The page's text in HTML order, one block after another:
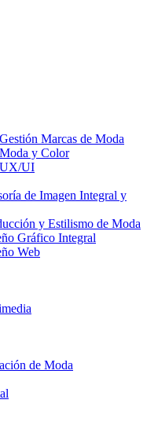
Marcas de Moda
y Color
UI
de Imagen Integral y
y Estilismo de Moda
Gráfico Integral
Web
de Moda